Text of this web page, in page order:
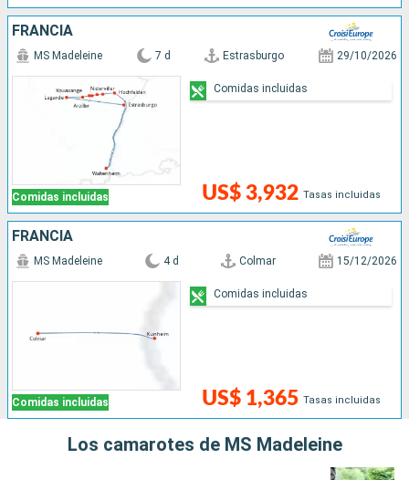
FRANCIA
Comidas incluidas
MS Madeleine 7 d Estrasburgo 29/10/2026
US$ 3,932 Tasas incluidas
Comidas incluidas
FRANCIA
Comidas incluidas
MS Madeleine 4 d Colmar 15/12/2026
US$ 1,365 Tasas incluidas
Comidas incluidas
Los camarotes de MS Madeleine